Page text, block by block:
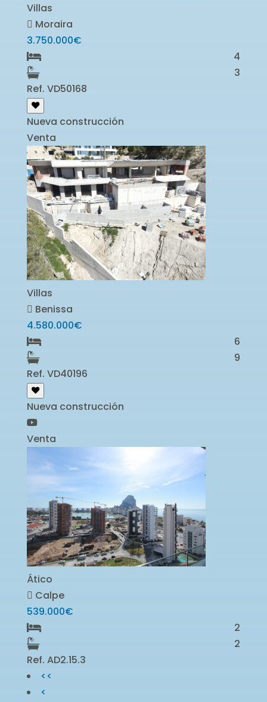
Villas
Moraira
3.750.000€
4
3
Ref. VD50168
Nueva construcción
Venta
Villas
Benissa
4.580.000€
6
9
Ref. VD40196
Nueva construcción
Venta
Ático
Calpe
539.000€
2
2
Ref. AD2.15.3
<<
<